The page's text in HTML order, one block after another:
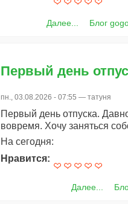
Далее... Блог
Первый день
пн., 03.08.2026 - 07:55 — татуня
Первый день отпуска.
вовремя. Хочу заняться
На сегодня:
Нравится:
Далее...